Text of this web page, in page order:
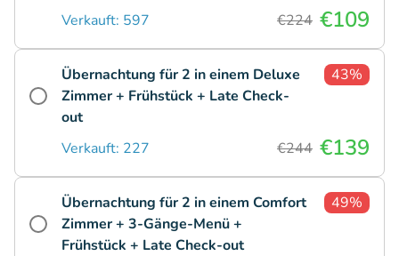
Verkauft: 597 €224 €109
Übernachtung für 2 in einem Deluxe
Zimmer + Frühstück + Late Check-
out
43%
Verkauft: 227 €244 €139
Übernachtung für 2 in einem Comfort
Zimmer + 3-Gänge-Menü +
Frühstück + Late Check-out
49%